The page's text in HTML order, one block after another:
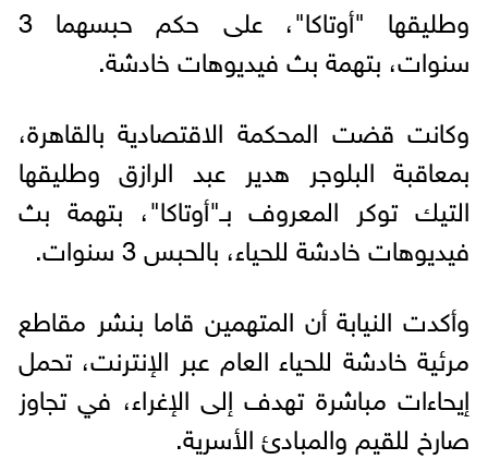
وطليقها "أوتاكا"، على حكم حبسهما 3
سنوات، بتهمة بث فيديوهات خادشة.
وكانت قضت المحكمة الاقتصادية بالقاهرة،
بمعاقبة البلوجر هدير عبد الرازق وطليقها
التيك توكر المعروف بـ"أوتاكا"، بتهمة بث
فيديوهات خادشة للحياء، بالحبس 3 سنوات.
وأكدت النيابة أن المتهمين قاما بنشر مقاطع
مرئية خادشة للحياء العام عبر الإنترنت، تحمل
إيحاءات مباشرة تهدف إلى الإغراء، في تجاوز
صارخ للقيم والمبادئ الأسرية.